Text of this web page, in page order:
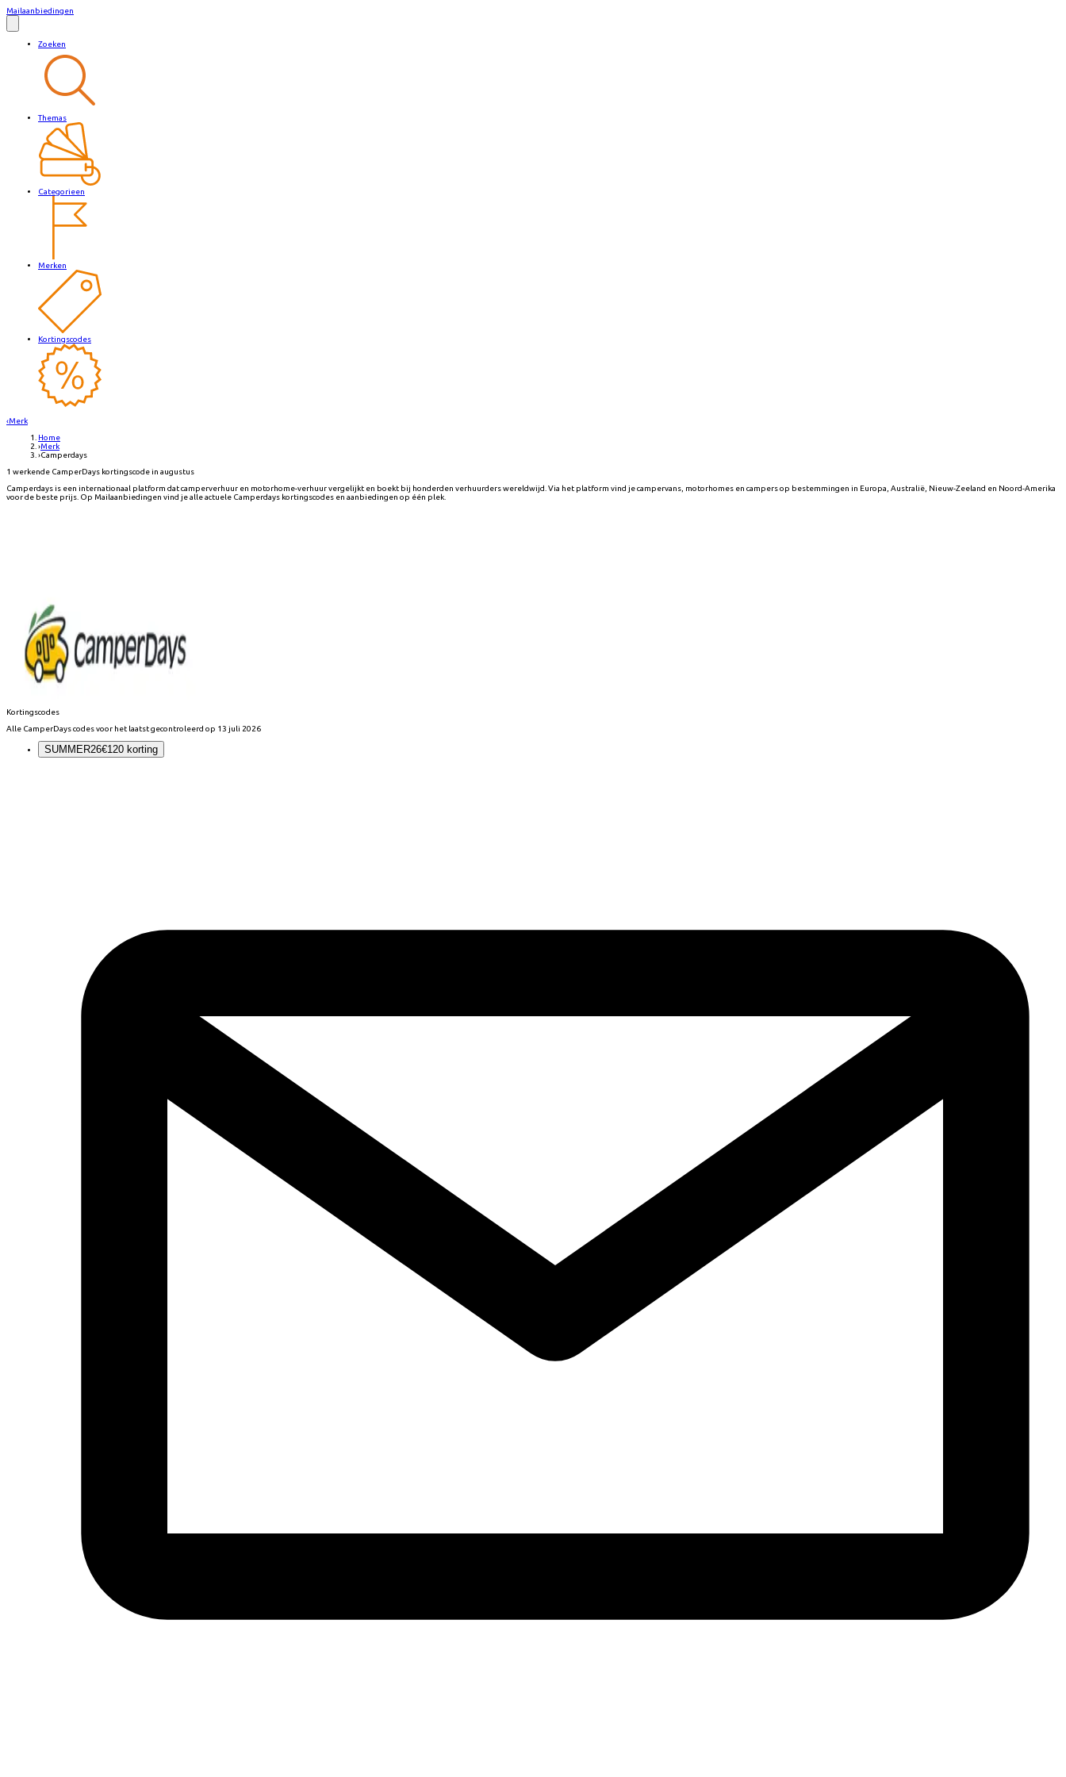
Mailaanbiedingen
Zoeken
Themas
Categorieen
Merken
Kortingscodes
‹Merk
Home
›Merk
›Camperdays
1 werkende CamperDays kortingscode in augustus
Camperdays is een internationaal platform dat camperverhuur en motorhome-verhuur vergelijkt en boekt bij honderden verhuurders wereldwijd. Via het platform vind je campervans, motorhomes en campers op bestemmingen in Europa, Australië, Nieuw-Zeeland en Noord-Amerika
voor de beste prijs. Op Mailaanbiedingen vind je alle actuele Camperdays kortingscodes en aanbiedingen op één plek.
Kortingscodes
Alle CamperDayscodes voor het laatst gecontroleerd op 13 juli 2026
SUMMER26€120 korting